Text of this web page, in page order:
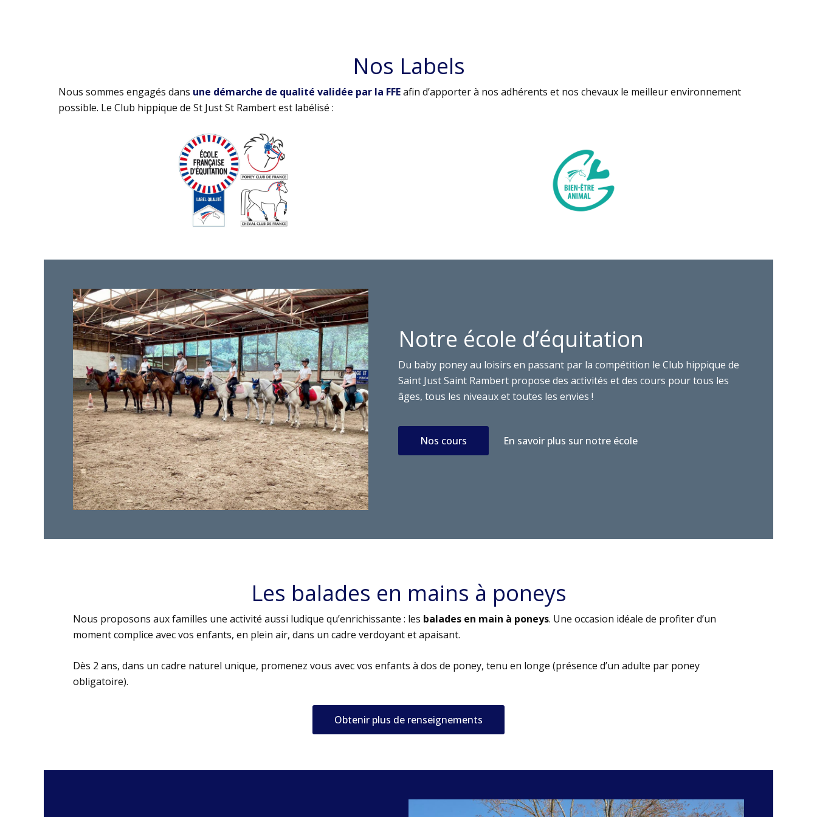
Nos Labels
Nous sommes engagés dans une démarche de qualité validée par la FFEafin d’apporter à nos adhérents et nos chevaux le meilleur environnement
possible. Le Club hippique de St Just St Rambert est labélisé :
Notre école d’équitation
Du baby poney au loisirs en passant par la compétition le Club hippique de
Saint Just Saint Rambert propose des activités et des cours pour tous les
âges, tous les niveaux et toutes les envies !
Nos cours En savoir plus sur notre école
Les balades en mains à poneys
Nous proposons aux familles une activité aussi ludique qu’enrichissante : les balades en main à poneys. Une occasion idéale de profiter d’un
moment complice avec vos enfants, en plein air, dans un cadre verdoyant et apaisant.
Dès 2 ans, dans un cadre naturel unique, promenez vous avec vos enfants à dos de poney, tenu en longe (présence d’un adulte par poney
obligatoire).
Obtenir plus de renseignements